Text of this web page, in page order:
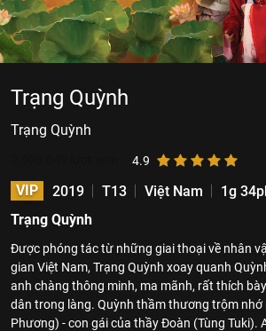
Trạng Quỳnh
Trạng Quỳnh
4.9
VIP 2019 T13 Việt Nam
1g
Trạng Quỳnh
Được phóng tác từ những giai thoại về nhân
gian Việt Nam, Trạng Quỳnh xoay quanh
anh chàng thông minh, ma mãnh, rất thích
dân trong làng. Quỳnh thầm thương trộm nhớ
Phương) - con gái của thầy Đoàn (Tùng Tuki).